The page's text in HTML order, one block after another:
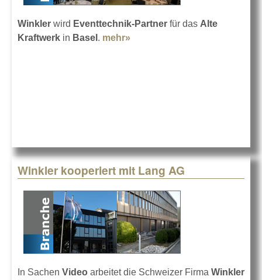
Winkler wird Eventtechnik-Partner für das Alte
Kraftwerk in Basel . mehr»
Winkler kooperiert mit Lang AG
In Sachen Video arbeitet die Schweizer Firma Winkler